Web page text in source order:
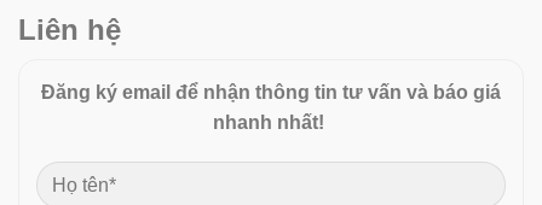
Liên hệ
Đăng ký email để nhận thông tin tư vấn và báo giá
nhanh nhất!